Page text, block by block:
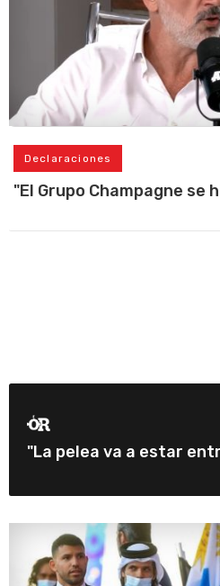
Declaraciones
"El Grupo Champagne se
"La pelea va a estar